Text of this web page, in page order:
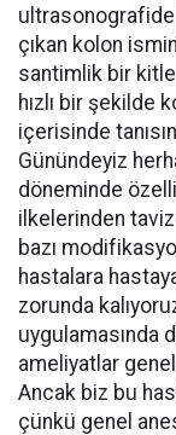
ultrasonografide
çıkan kolon
santimlik bir
hızlı bir şekilde
içerisinde
Günündeyiz
döneminde
ilkelerinden
bazı
hastalara
zorunda
uygulamasında
ameliyatlar
Ancak biz bu
çünkü genel